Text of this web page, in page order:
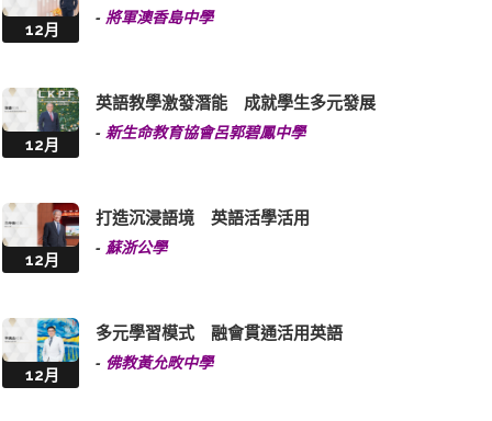
12月
- 將軍澳香島中學
12月
英語教學激發潛能 成就學生多元發展
- 新生命教育協會呂郭碧鳳中學
12月
打造沉浸語境 英語活學活用
- 蘇浙公學
12月
多元學習模式 融會貫通活用英語
- 佛教黃允畋中學